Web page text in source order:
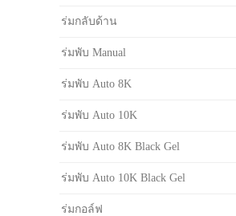
ร่มกลับด้าน
ร่มพับ Manual
ร่มพับ Auto 8K
ร่มพับ Auto 10K
ร่มพับ Auto 8K Black Gel
ร่มพับ Auto 10K Black Gel
ร่มกอล์ฟ